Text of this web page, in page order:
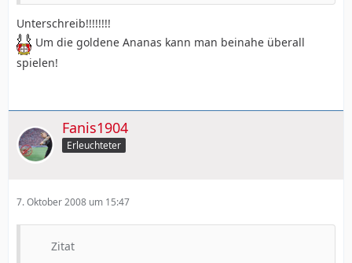
Unterschreib!!!!!!!!
Um die goldene Ananas kann man beinahe überall
spielen!
Fanis1904
Erleuchteter
7. Oktober 2008 um 15:47
Zitat